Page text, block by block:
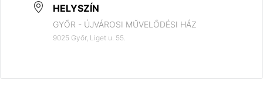
HELYSZÍN
GYŐR - ÚJVÁROSI MŰVELŐDÉSI HÁZ
9025 Győr, Liget u. 55.